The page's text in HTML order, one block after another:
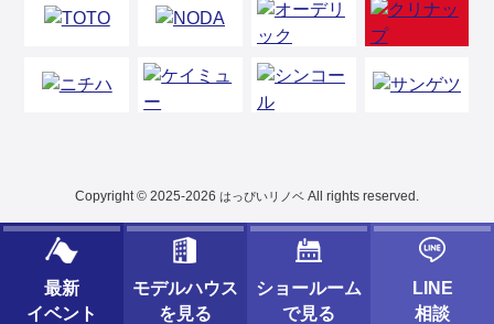
Copyright © 2025-2026 はっぴいリノベ All rights reserved.
最新
イベント
モデルハウス
を見る
ショールーム
で見る
LINE
相談